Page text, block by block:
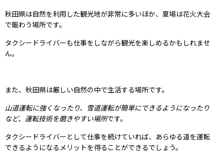
秋田県は自然を利用した観光地が非常に多いほか、夏場は花火大会
で賑わう場所です。
タクシードライバーも仕事をしながら観光を楽しめるかもしれませ
ん。
また、秋田県は厳しい自然の中で生活する場所です。
山道運転に強くなったり、雪道運転が簡単にできるようになったり
など、運転技術を磨きやすい場所です。
タクシードライバーとして仕事を続けていれば、あらゆる道を運転
できるようになるメリットを得ることができるでしょう。